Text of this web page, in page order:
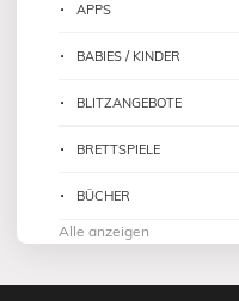
APPS
BABIES / KINDER
BLITZANGEBOTE
BRETTSPIELE
BÜCHER
Alle anzeigen